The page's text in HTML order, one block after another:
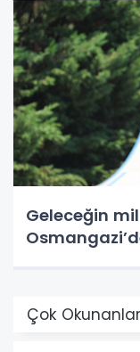
Geleceğin
Çok Okunanlar